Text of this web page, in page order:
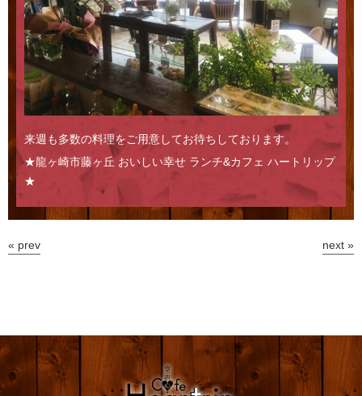
来週も多数の料理をご用意してお待ちしております。
★龍ヶ崎市藤ヶ丘 おいしい幸せ ランチ&カフェ ハートリップ
★
« prev next »